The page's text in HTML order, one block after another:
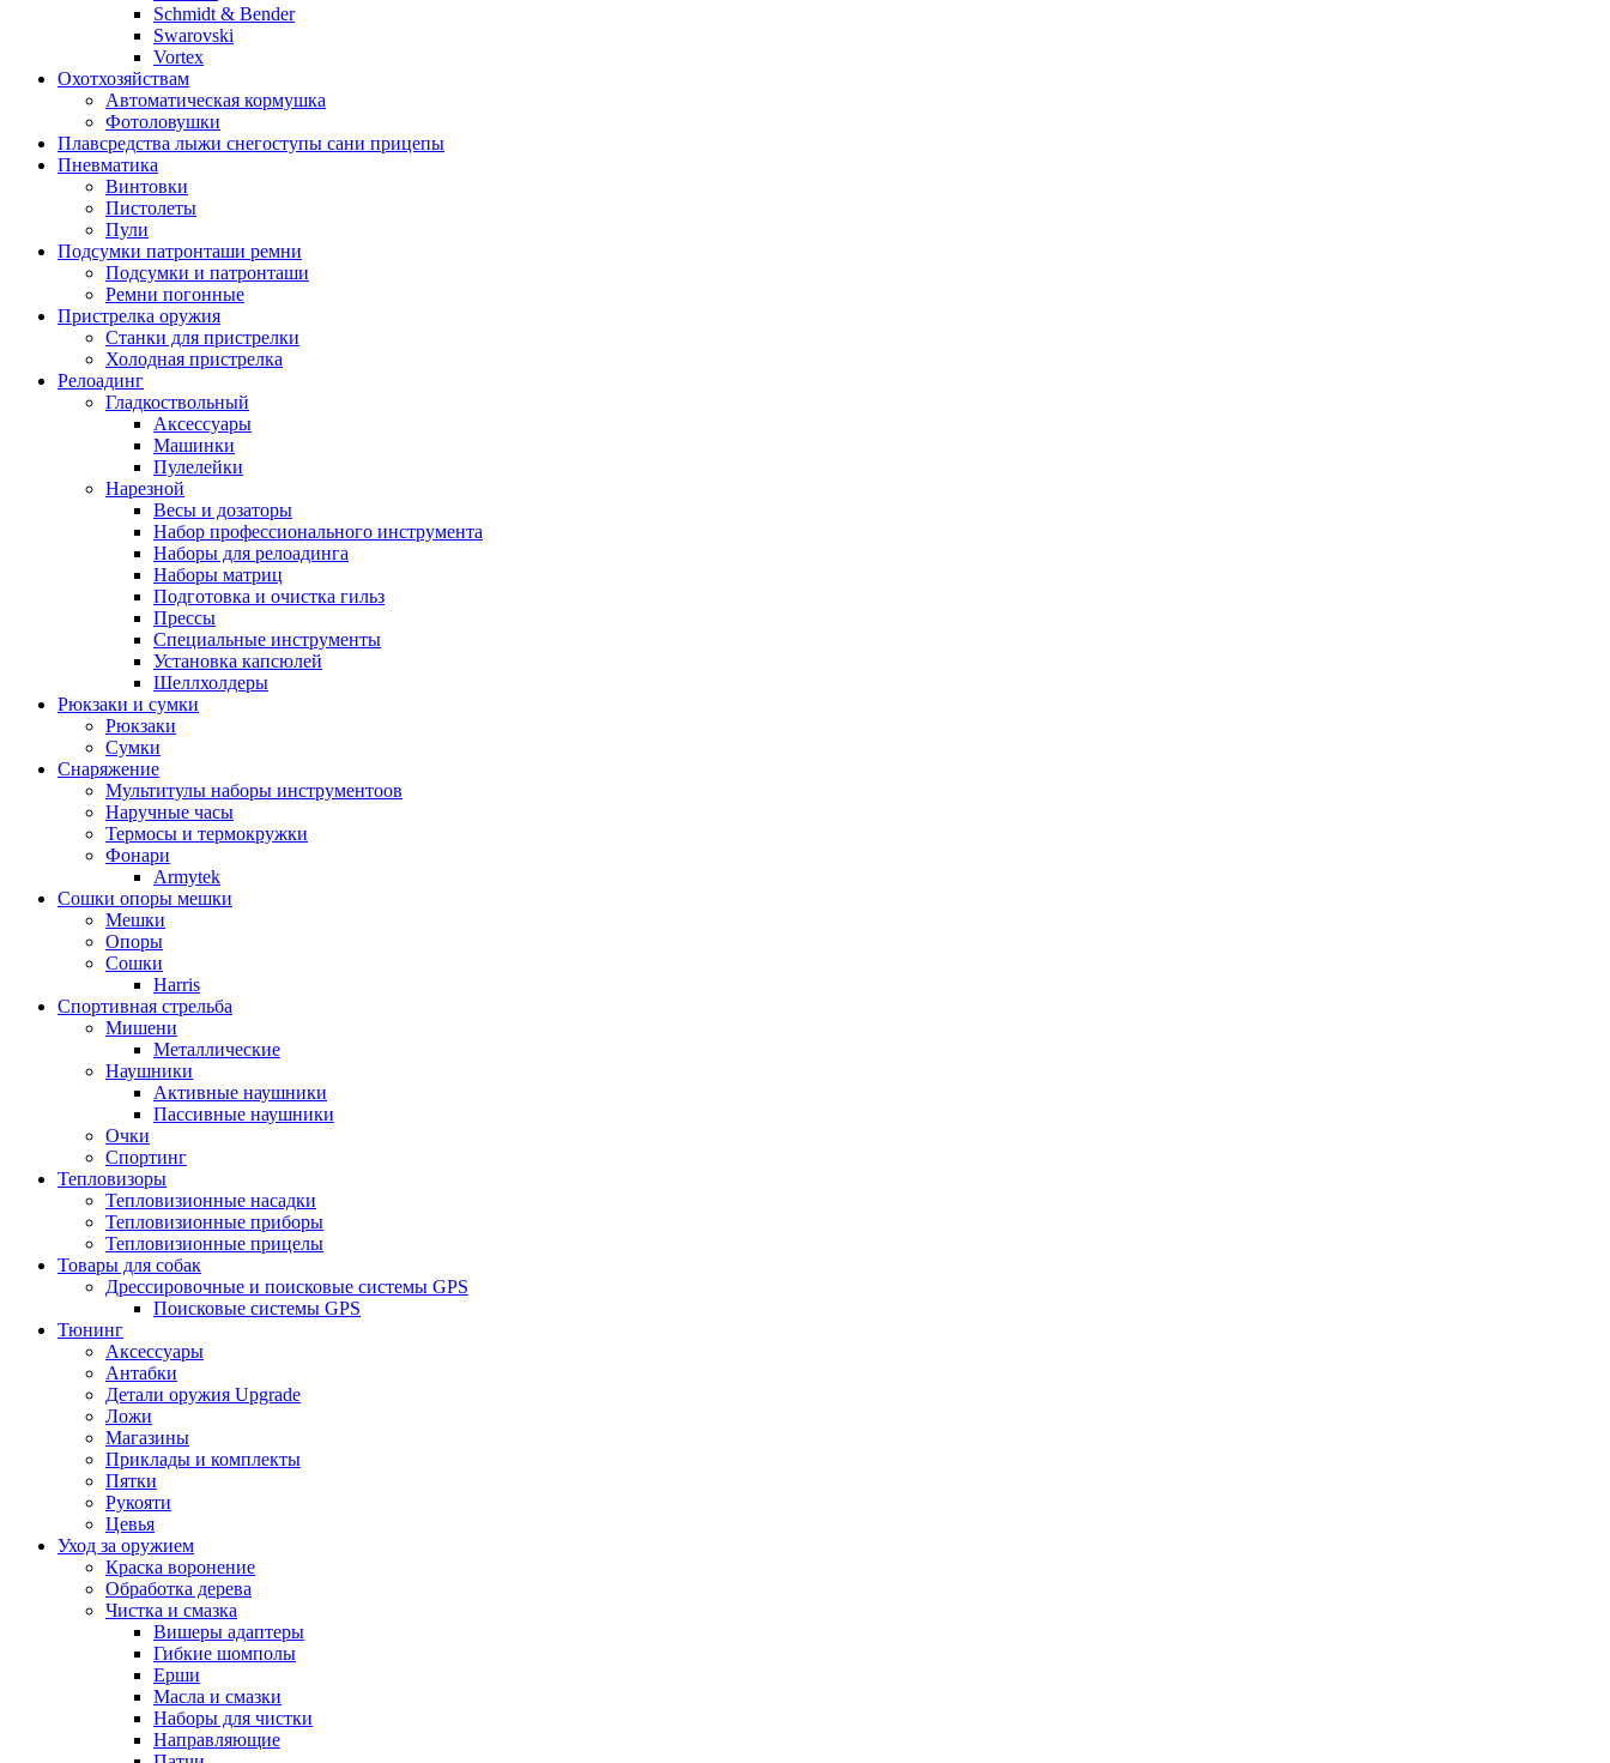
Schmidt & Bender
Swarovski
Vortex
Охотхозяйствам
Автоматическая кормушка
Фотоловушки
Плавсредства лыжи снегоступы сани прицепы
Пневматика
Винтовки
Пистолеты
Пули
Подсумки патронташи ремни
Подсумки и патронташи
Ремни погонные
Пристрелка оружия
Станки для пристрелки
Холодная пристрелка
Релоадинг
Гладкоствольный
Аксессуары
Машинки
Пулелейки
Нарезной
Весы и дозаторы
Набор профессионального инструмента
Наборы для релоадинга
Наборы матриц
Подготовка и очистка гильз
Прессы
Специальные инструменты
Установка капсюлей
Шеллхолдеры
Рюкзаки и сумки
Рюкзаки
Сумки
Снаряжение
Мультитулы наборы инструментоов
Наручные часы
Термосы и термокружки
Фонари
Armytek
Сошки опоры мешки
Мешки
Опоры
Сошки
Harris
Спортивная стрельба
Мишени
Металлические
Наушники
Активные наушники
Пассивные наушники
Очки
Спортинг
Тепловизоры
Тепловизионные насадки
Тепловизионные приборы
Тепловизионные прицелы
Товары для собак
Дрессировочные и поисковые системы GPS
Поисковые системы GPS
Тюнинг
Аксессуары
Антабки
Детали оружия Upgrade
Ложи
Магазины
Приклады и комплекты
Пятки
Рукояти
Цевья
Уход за оружием
Краска воронение
Обработка дерева
Чистка и смазка
Вишеры адаптеры
Гибкие шомполы
Ерши
Масла и смазки
Наборы для чистки
Направляющие